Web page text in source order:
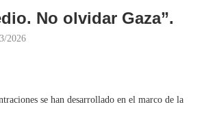
No olvidar Gaza”.
2026
se han desarrollado en el marco de la